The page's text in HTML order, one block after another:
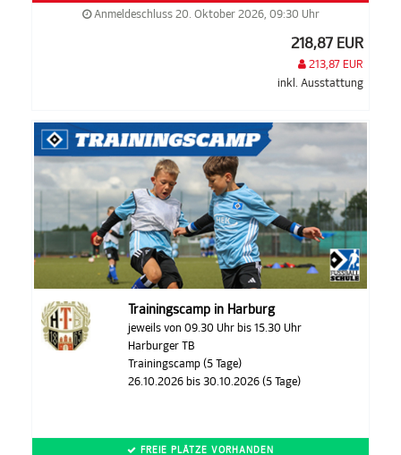
Anmeldeschluss 20. Oktober 2026, 09:30 Uhr
218,87 EUR
213,87 EUR
inkl. Ausstattung
Trainingscamp in Harburg
jeweils von 09.30 Uhr bis 15.30 Uhr
Harburger TB
Trainingscamp (5 Tage)
26.10.2026 bis 30.10.2026 (5 Tage)
FREIE PLÄTZE VORHANDEN